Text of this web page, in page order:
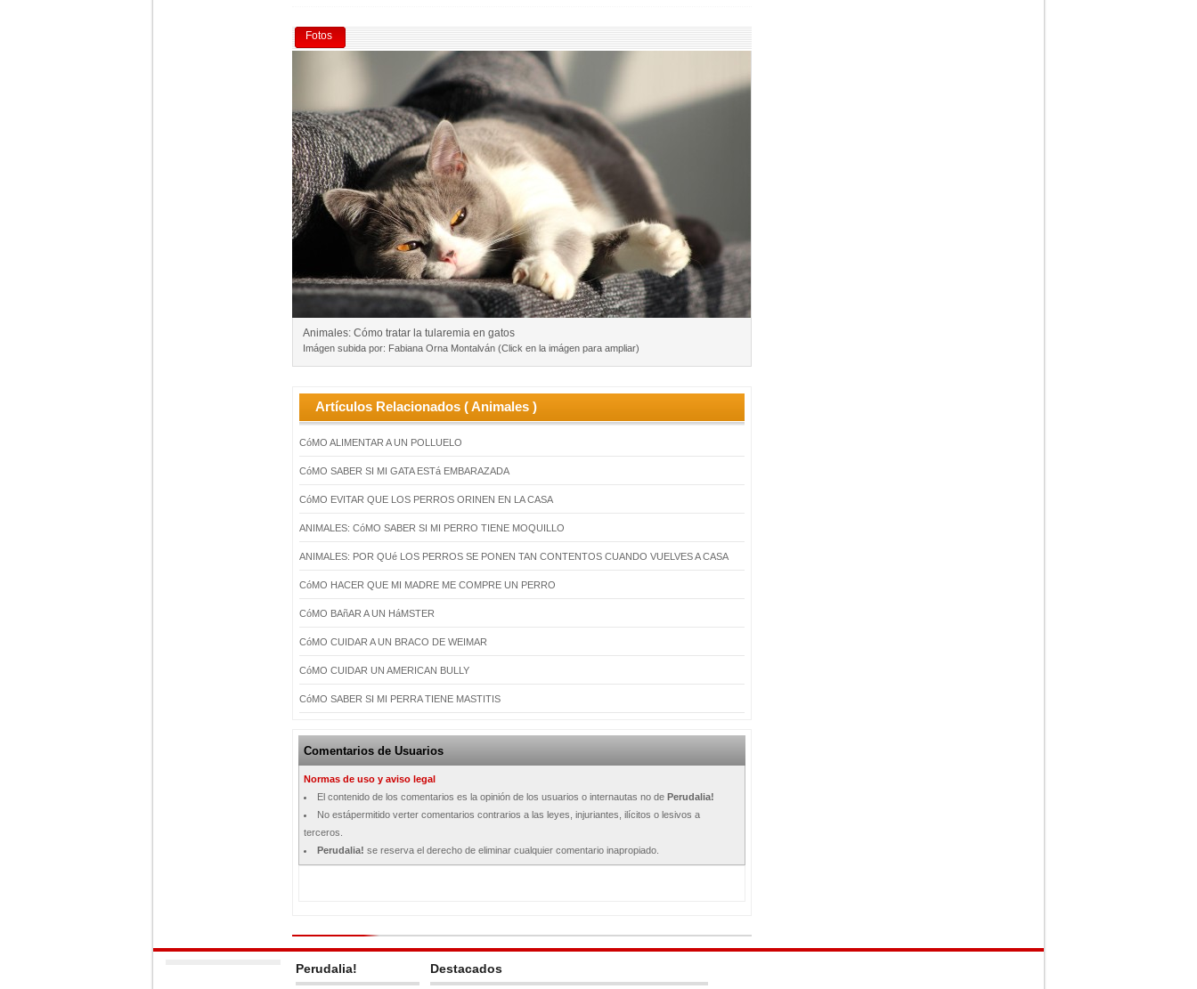
Fotos
Animales: Cómo tratar la tularemia en gatos
Imágen subida por: Fabiana Orna Montalván (Click en la imágen para ampliar)
Artículos Relacionados ( Animales )
CóMO ALIMENTAR A UN POLLUELO
CóMO SABER SI MI GATA ESTá EMBARAZADA
CóMO EVITAR QUE LOS PERROS ORINEN EN LA CASA
ANIMALES: CóMO SABER SI MI PERRO TIENE MOQUILLO
ANIMALES: POR QUé LOS PERROS SE PONEN TAN CONTENTOS CUANDO VUELVES A CASA
CóMO HACER QUE MI MADRE ME COMPRE UN PERRO
CóMO BAñAR A UN HáMSTER
CóMO CUIDAR A UN BRACO DE WEIMAR
CóMO CUIDAR UN AMERICAN BULLY
CóMO SABER SI MI PERRA TIENE MASTITIS
Comentarios de Usuarios
Normas de uso y aviso legal
El contenido de los comentarios es la opinión de los usuarios o internautas no dePerudalia!
No estápermitido verter comentarios contrarios a las leyes, injuriantes, ilícitos o lesivos a
terceros.
Perudalia! se reserva el derecho de eliminar cualquier comentario inapropiado.
Perudalia! Destacados